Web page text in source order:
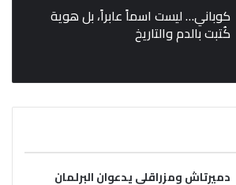
كوباني… ليست اسماً عابراً، بل هوية
كُتبت بالدم والتاريخ
دميرتاش ومزراقلي يدعوان البرلمان